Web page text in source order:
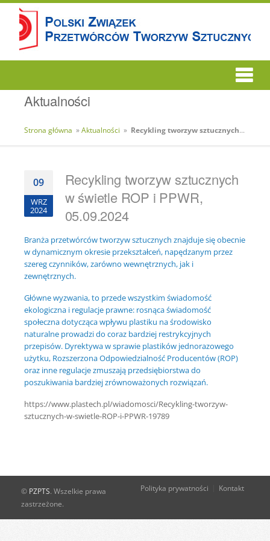
Aktualności
Strona główna »Aktualności » Recykling tworzyw sztucznych w świetle ROP i PPWR, 05.09.2024
09
WRZ
2024
Recykling tworzyw sztucznych
w świetle ROP i PPWR,
05.09.2024
Branża przetwórców tworzyw sztucznych znajduje się obecnie
w dynamicznym okresie przekształceń, napędzanym przez
szereg czynników, zarówno wewnętrznych, jak i
zewnętrznych.
Główne wyzwania, to przede wszystkim świadomość
ekologiczna i regulacje prawne: rosnąca świadomość
społeczna dotycząca wpływu plastiku na środowisko
naturalne prowadzi do coraz bardziej restrykcyjnych
przepisów. Dyrektywa w sprawie plastików jednorazowego
użytku, Rozszerzona Odpowiedzialność Producentów (ROP)
oraz inne regulacje zmuszają przedsiębiorstwa do
poszukiwania bardziej zrównoważonych rozwiązań.
https://www.plastech.pl/wiadomosci/Recykling-tworzyw-
sztucznych-w-swietle-ROP-i-PPWR-19789
© PZPTS. Wszelkie prawa
zastrzeżone.
Polityka prywatności Kontakt